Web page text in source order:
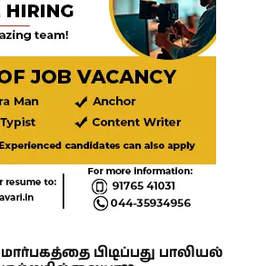
மார்பகத்தை பிடிப்பது பாலியல்